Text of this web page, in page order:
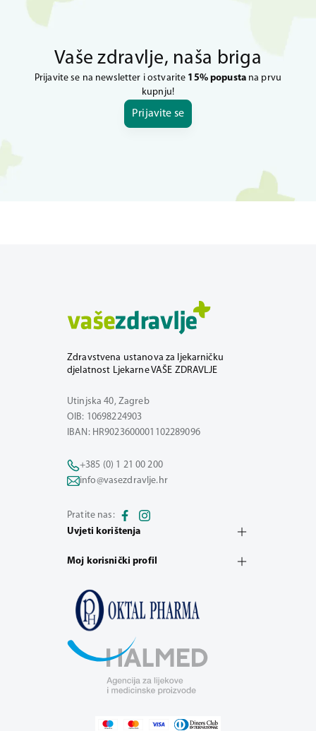
Vaše zdravlje, naša briga
Prijavite se na newsletter i ostvarite 15% popustana prvu
kupnju!
Prijavite se
Zdravstvena ustanova za ljekarničku
djelatnost Ljekarne VAŠE ZDRAVLJE
Utinjska 40, Zagreb
OIB: 10698224903
IBAN: HR9023600001102289096
+385 (0) 1 21 00 200
info@vasezdravlje.hr
Pratite nas:
Uvjeti korištenja
Moj korisnički profil